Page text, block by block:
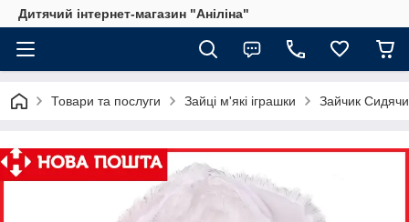
Дитячий інтернет-магазин "Аніліна"
Товари та послуги Зайці м'які іграшки Зайчик